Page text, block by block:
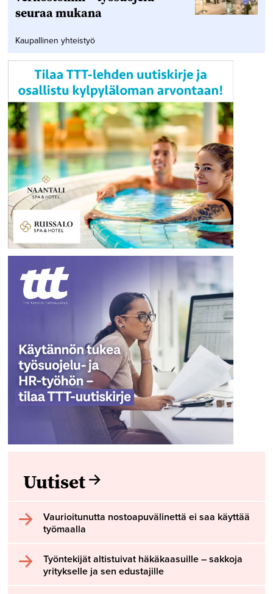
seuraa mukana
Kaupallinen yhteistyö
Uutiset
Vaurioitunutta nostoapuvälinettä ei saa käyttää
työmaalla
Työntekijät altistuivat häkäkaasuille – sakkoja
yritykselle ja sen edustajille